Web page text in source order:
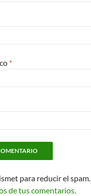
*
para reducir el spam.
de tus comentarios.